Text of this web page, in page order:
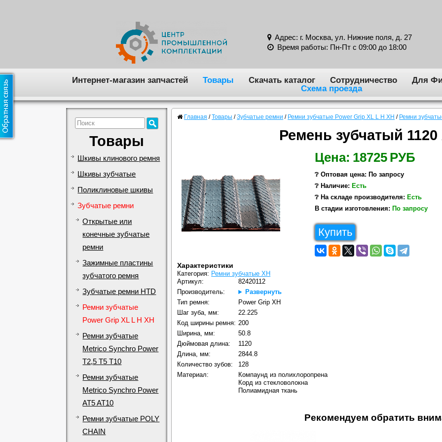
Адрес: г. Москва, ул. Нижние поля, д. 27
Время работы: Пн-Пт с 09:00 до 18:00
Интернет-магазин запчастей Товары Скачать каталог Сотрудничество
Для
Схема проезда
Товары
Шкивы клинового ремня
Шкивы зубчатые
Поликлиновые шкивы
Зубчатые ремни
Открытые или
конечные зубчатые
ремни
Зажимные пластины
зубчатого ремня
Зубчатые ремни HTD
Ремни зубчатые
Power Grip XL L H XH
Ремни зубчатые
Metrico Synchro Power
T2,5 T5 T10
Ремни зубчатые
Metrico Synchro Power
AT5 AT10
Ремни зубчатые POLY
CHAIN
Главная / Товары / Зубчатые ремни / Ремни зубчатые Power Grip XL L H XH / Ремни
Ремень зубчатый 1120
Цена: 18725 РУБ
❔ Оптовая цена: По запросу
❔ Наличие: Есть
❔ На складе производителя: Есть
В стадии изготовления: По запросу
Купить
Характеристики
Категория: Ремни зубчатые XH
Артикул:
82420112
Производитель:
Развернуть
Тип ремня:
Power Grip XH
Шаг зуба, мм:
22.225
Код ширины ремня: 200
Ширина, мм:
50.8
Дюймовая длина:
1120
Длина, мм:
2844.8
Количество зубов:
128
Материал:
Компаунд из полихлоропрена
Корд из стекловолокна
Полиамидная ткань
Рекомендуем обратить